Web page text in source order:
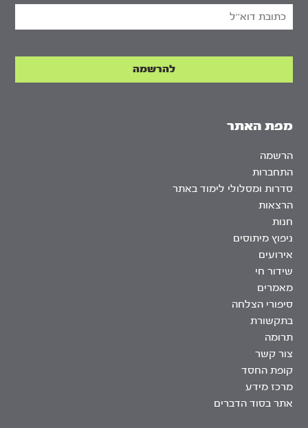
מפת האתר
הרשמה
התחברות
סדרות ומסלולי לימוד באתר
הרצאות
חנות
ניפוץ מיתוסים
אירועים
שידור חי
מאמרים
סיפורי הצלחה
בתקשורת
תרומה
צור קשר
קופת החסד
מרכז מידע
אתר בסוד הדברים